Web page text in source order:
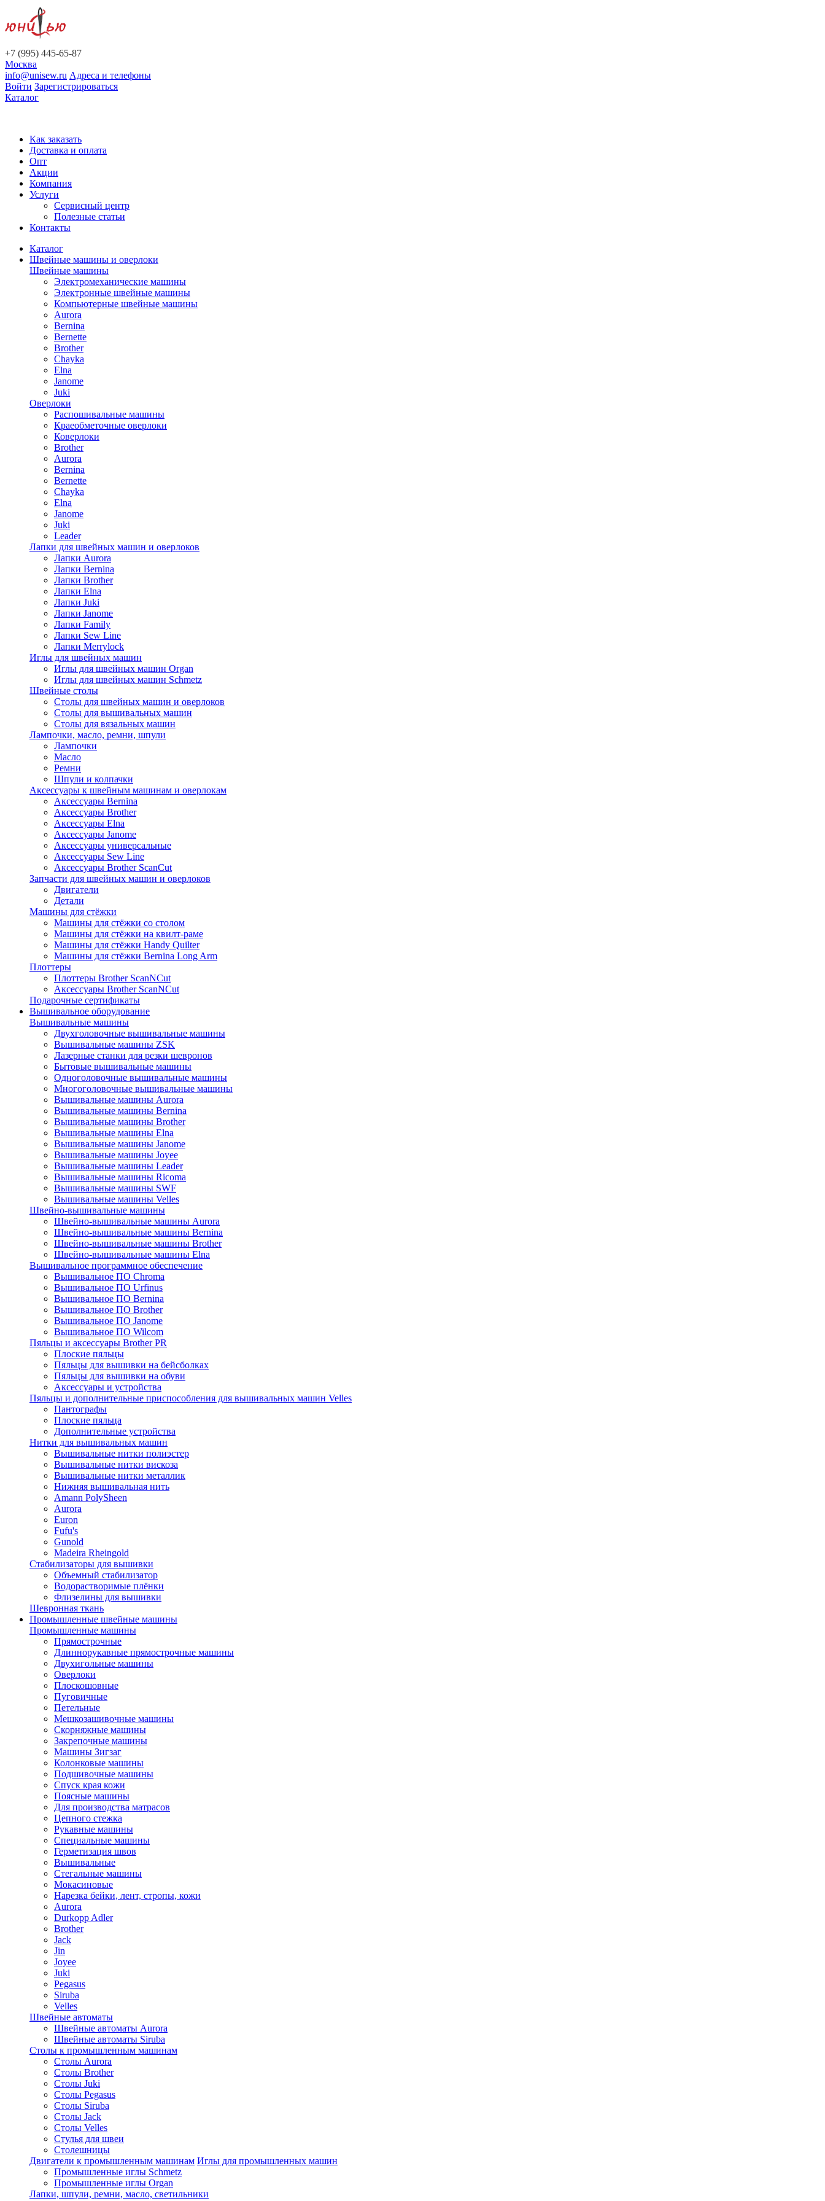
+7 (995) 445-65-87
Москва
info@unisew.ru Адреса и телефоны
Войти Зарегистрироваться
Каталог
Как заказать
Доставка и оплата
Опт
Акции
Компания
Услуги
Сервисный центр
Полезные статьи
Контакты
Каталог
Швейные машины и оверлоки
Швейные машины
Электромеханические машины
Электронные швейные машины
Компьютерные швейные машины
Aurora
Bernina
Bernette
Brother
Chayka
Elna
Janome
Juki
Оверлоки
Распошивальные машины
Краеобметочные оверлоки
Коверлоки
Brother
Aurora
Bernina
Bernette
Chayka
Elna
Janome
Juki
Leader
Лапки для швейных машин и оверлоков
Лапки Aurora
Лапки Bernina
Лапки Brother
Лапки Elna
Лапки Juki
Лапки Janome
Лапки Family
Лапки Sew Line
Лапки Merrylock
Иглы для швейных машин
Иглы для швейных машин Organ
Иглы для швейных машин Schmetz
Швейные столы
Столы для швейных машин и оверлоков
Столы для вышивальных машин
Столы для вязальных машин
Лампочки, масло, ремни, шпули
Лампочки
Масло
Ремни
Шпули и колпачки
Аксессуары к швейным машинам и оверлокам
Аксессуары Bernina
Аксессуары Brother
Аксессуары Elna
Аксессуары Janome
Аксессуары универсальные
Аксессуары Sew Line
Аксессуары Brother ScanCut
Запчасти для швейных машин и оверлоков
Двигатели
Детали
Машины для стёжки
Машины для стёжки со столом
Машины для стёжки на квилт-раме
Машины для стёжки Handy Quilter
Машины для стёжки Bernina Long Arm
Плоттеры
Плоттеры Brother ScanNCut
Аксессуары Brother ScanNCut
Подарочные сертификаты
Вышивальное оборудование
Вышивальные машины
Двухголовочные вышивальные машины
Вышивальные машины ZSK
Лазерные станки для резки шевронов
Бытовые вышивальные машины
Одноголовочные вышивальные машины
Многоголовочные вышивальные машины
Вышивальные машины Aurora
Вышивальные машины Bernina
Вышивальные машины Brother
Вышивальные машины Elna
Вышивальные машины Janome
Вышивальные машины Joyee
Вышивальные машины Leader
Вышивальные машины Ricoma
Вышивальные машины SWF
Вышивальные машины Velles
Швейно-вышивальные машины
Швейно-вышивальные машины Aurora
Швейно-вышивальные машины Bernina
Швейно-вышивальные машины Brother
Швейно-вышивальные машины Elna
Вышивальное программное обеспечение
Вышивальное ПО Chroma
Вышивальное ПО Urfinus
Вышивальное ПО Bernina
Вышивальное ПО Brother
Вышивальное ПО Janome
Вышивальное ПО Wilcom
Пяльцы и аксессуары Brother PR
Плоские пяльцы
Пяльцы для вышивки на бейсболках
Пяльцы для вышивки на обуви
Аксессуары и устройства
Пяльцы и дополнительные приспособления для вышивальных машин Velles
Пантографы
Плоские пяльца
Дополнительные устройства
Нитки для вышивальных машин
Вышивальные нитки полиэстер
Вышивальные нитки вискоза
Вышивальные нитки металлик
Нижняя вышивальная нить
Amann PolySheen
Aurora
Euron
Fufu's
Gunold
Madeira Rheingold
Стабилизаторы для вышивки
Объемный стабилизатор
Водорастворимые плёнки
Флизелины для вышивки
Шевронная ткань
Промышленные швейные машины
Промышленные машины
Прямострочные
Длиннорукавные прямострочные машины
Двухигольные машины
Оверлоки
Плоскошовные
Пуговичные
Петельные
Мешкозашивочные машины
Скорняжные машины
Закрепочные машины
Машины Зигзаг
Колонковые машины
Подшивочные машины
Спуск края кожи
Поясные машины
Для производства матрасов
Цепного стежка
Рукавные машины
Специальные машины
Герметизация швов
Вышивальные
Стегальные машины
Мокасиновые
Нарезка бейки, лент, стропы, кожи
Aurora
Durkopp Adler
Brother
Jack
Jin
Joyee
Juki
Pegasus
Siruba
Velles
Швейные автоматы
Швейные автоматы Aurora
Швейные автоматы Siruba
Столы к промышленным машинам
Столы Aurora
Столы Brother
Столы Juki
Столы Pegasus
Столы Siruba
Столы Jack
Столы Velles
Стулья для швеи
Столешницы
Двигатели к промышленным машинам Иглы для промышленных машин
Промышленные иглы Schmetz
Промышленные иглы Organ
Лапки, шпули, ремни, масло, светильники